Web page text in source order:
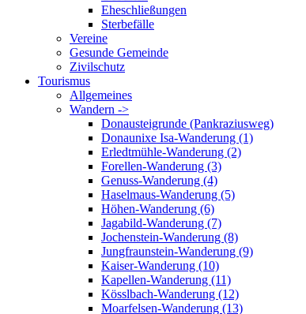
Eheschließungen
Sterbefälle
Vereine
Gesunde Gemeinde
Zivilschutz
Tourismus
Allgemeines
Wandern ->
Donausteigrunde (Pankraziusweg)
Donaunixe Isa-Wanderung (1)
Erledtmühle-Wanderung (2)
Forellen-Wanderung (3)
Genuss-Wanderung (4)
Haselmaus-Wanderung (5)
Höhen-Wanderung (6)
Jagabild-Wanderung (7)
Jochenstein-Wanderung (8)
Jungfraunstein-Wanderung (9)
Kaiser-Wanderung (10)
Kapellen-Wanderung (11)
Kösslbach-Wanderung (12)
Moarfelsen-Wanderung (13)